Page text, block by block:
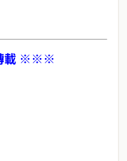
載 ※※※